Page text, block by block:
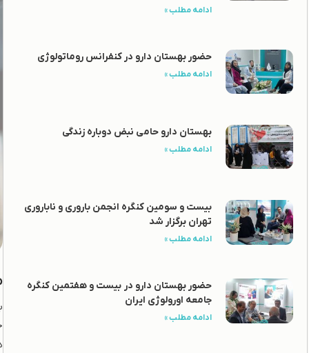
ادامه مطلب »
حضور بهستان دارو در کنفرانس روماتولوژی
ادامه مطلب »
بهستان دارو حامی نبض دوباره زندگی
ادامه مطلب »
بیست و سومین کنگره انجمن باروری و ناباروری
تهران برگزار شد
ادامه مطلب »
حضور بهستان دارو در بیست و هفتمین کنگره
جامعه اورولوژی ایران
ادامه مطلب »